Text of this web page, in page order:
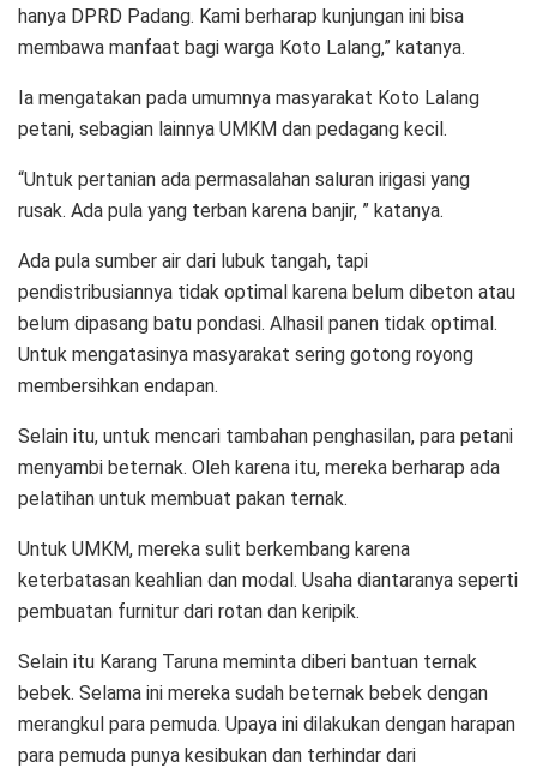
hanya DPRD Padang. Kami berharap kunjungan ini bisa
membawa manfaat bagi warga Koto Lalang,” katanya.
Ia mengatakan pada umumnya masyarakat Koto Lalang
petani, sebagian lainnya UMKM dan pedagang kecil.
“Untuk pertanian ada permasalahan saluran irigasi yang
rusak. Ada pula yang terban karena banjir, ” katanya.
Ada pula sumber air dari lubuk tangah, tapi
pendistribusiannya tidak optimal karena belum dibeton atau
belum dipasang batu pondasi. Alhasil panen tidak optimal.
Untuk mengatasinya masyarakat sering gotong royong
membersihkan endapan.
Selain itu, untuk mencari tambahan penghasilan, para petani
menyambi beternak. Oleh karena itu, mereka berharap ada
pelatihan untuk membuat pakan ternak.
Untuk UMKM, mereka sulit berkembang karena
keterbatasan keahlian dan modal. Usaha diantaranya seperti
pembuatan furnitur dari rotan dan keripik.
Selain itu Karang Taruna meminta diberi bantuan ternak
bebek. Selama ini mereka sudah beternak bebek dengan
merangkul para pemuda. Upaya ini dilakukan dengan harapan
para pemuda punya kesibukan dan terhindar dari